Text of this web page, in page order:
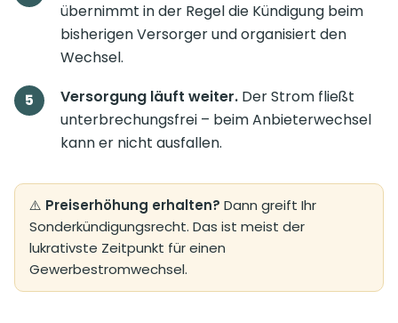
übernimmt in der Regel die Kündigung beim
bisherigen Versorger und organisiert den
Wechsel.
Versorgung läuft weiter. Der Strom fließt
unterbrechungsfrei – beim Anbieterwechsel
kann er nicht ausfallen.
⚠️ Preiserhöhung erhalten? Dann greift Ihr
Sonderkündigungsrecht. Das ist meist der
lukrativste Zeitpunkt für einen
Gewerbestromwechsel.